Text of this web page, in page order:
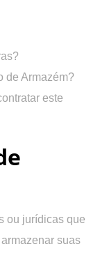
de Armazém?
este
ou jurídicas que
suas